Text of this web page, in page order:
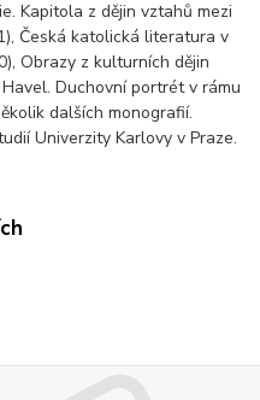
Kapitola z dějin vztahů mezi
Česká katolická literatura v
Obrazy z kulturních dějin
Duchovní portrét v rámu
dalších monografií.
Univerzity Karlovy v Praze.